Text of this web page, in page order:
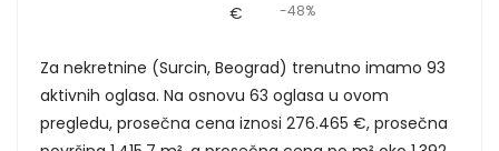
€
-48%
Za nekretnine (Surcin, Beograd) trenutno imamo 93
aktivnih oglasa. Na osnovu 63 oglasa u ovom
pregledu, prosečna cena iznosi 276.465 €, prosečna